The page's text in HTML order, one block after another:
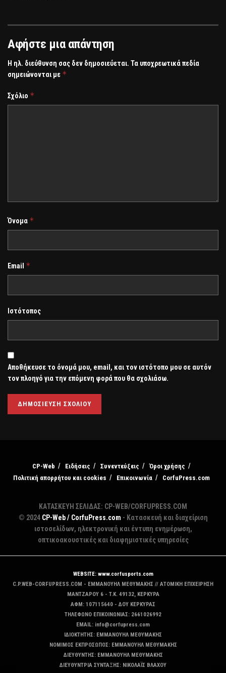
Αφήστε μια απάντηση
Η ηλ. διεύθυνση σας δεν δημοσιεύεται. Τα υποχρεωτικά πεδία
σημειώνονται με *
Σχόλιο *
Όνομα *
Email *
Ιστότοπος
Αποθήκευσε το όνομά μου, email, και τον ιστότοπο μου σε αυτόν
τον πλοηγό για την επόμενη φορά που θα σχολιάσω.
CP-Web Ειδήσεις Συνεντεύξεις
Όροι χρήσης
Πολιτική απορρήτου και cookies
Επικοινωνία CorfuPress.com
ΚΑΤΑΣΚΕΥΗ ΣΕΛΙΔΑΣ: CP-WEB/CORFUPRESS.COM
© 2024 CP-Web / CorfuPress.com - Κατασκευή και διαχείριση
ιστοσελίδων, ηλεκτρονική και έντυπη ενημέρωση,
οπτικοακουστικές και διαφημιστικές υπηρεσίες
WEBSITE: www.corfusports.com
C.P.WEB-CORFUPRESS.COM - ΕΜΜΑΝΟΥΗΛ ΜΕΘΥΜΑΚΗΣ // ΑΤΟΜΙΚΗ ΕΠΙΧΕΙΡΗΣΗ
MANTZAΡΟΥ 6 - T.K. 49132, ΚΕΡΚΥΡΑ
ΑΦΜ: 107115640 - ΔΟΥ ΚΕΡΚΥΡΑΣ
ΤΗΛΕΦΩΝΟ ΕΠΙΚΟΙΝΩΝΙΑΣ: 2661026992
EMAIL: info@corfupress.com
ΙΔΙΟΚΤΗΤΗΣ: EMMANOYΗΛ ΜΕΘΥΜΑΚΗΣ
ΝΟΜΙΜΟΣ ΕΚΠΡΟΣΩΠΟΣ: EMMANOYΗΛ ΜΕΘΥΜΑΚΗΣ
ΔΙΕΥΘΥΝΤΗΣ: EMMANOYΗΛ ΜΕΘΥΜΑΚΗΣ
ΔΙΕΥΘΥΝΤΡΙΑ ΣΥΝΤΑΞΗΣ: ΝΙΚΟΛΑΪΣ ΒΛΑΧΟΥ